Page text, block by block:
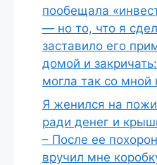
пообещала
— но то, что я
заставило его
домой и
могла так со мной
Я женился на
ради денег и
– После ее
вручил мне